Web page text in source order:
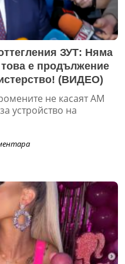
ЗУТ: Няма
е продължение
(ВИДЕО)
не касаят АМ
устройство на